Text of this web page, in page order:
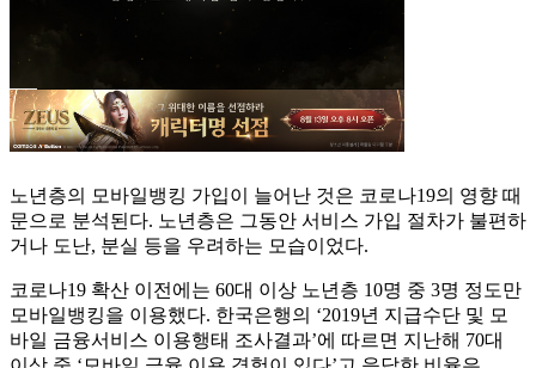
노년층의 모바일뱅킹 가입이 늘어난 것은 코로나19의 영향 때
문으로 분석된다. 노년층은 그동안 서비스 가입 절차가 불편하
거나 도난, 분실 등을 우려하는 모습이었다.
코로나19 확산 이전에는 60대 이상 노년층 10명 중 3명 정도만
모바일뱅킹을 이용했다. 한국은행의 ‘2019년 지급수단 및 모
바일 금융서비스 이용행태 조사결과’에 따르면 지난해 70대